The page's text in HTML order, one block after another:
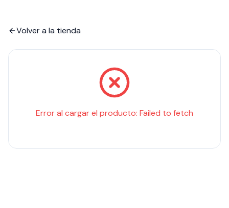
Volver a la tienda
Error al cargar el producto: Failed to fetch